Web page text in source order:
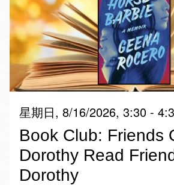
星期日, 8/16/2026, 3:30 -
Book Club: Friends
Dorothy Read
Dorothy